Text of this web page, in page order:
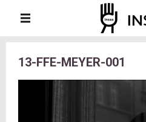
13-FFE-MEYER-001